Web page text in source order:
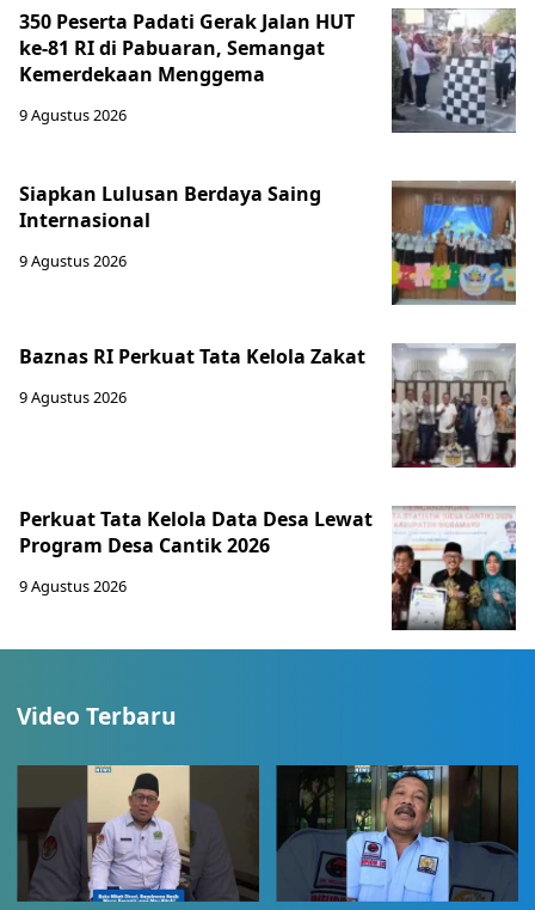
350 Peserta Padati Gerak Jalan HUT
ke-81 RI di Pabuaran, Semangat
Kemerdekaan Menggema
9 Agustus 2026
Siapkan Lulusan Berdaya Saing
Internasional
9 Agustus 2026
Baznas RI Perkuat Tata Kelola Zakat
9 Agustus 2026
Perkuat Tata Kelola Data Desa Lewat
Program Desa Cantik 2026
9 Agustus 2026
Video Terbaru